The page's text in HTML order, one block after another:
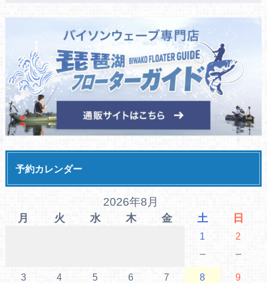
予約カレンダー
2026年8月
月 火 水 木 金 土 日
1
－
2
－
3 4 5 6 7 8 9